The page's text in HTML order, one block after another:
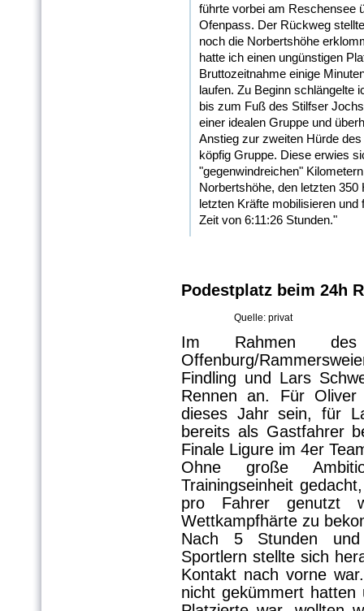
führte vorbei am Reschensee
Ofenpass. Der Rückweg
noch die Norbertshöhe
hatte ich einen ungünstigen
Bruttozeitnahme einige
laufen. Zu Beginn schlängelte
bis zum Fuß des Stilfser
einer idealen Gruppe und
Anstieg zur zweiten Hürde
köpfig Gruppe. Diese erwies
"gegenwindreichen"
Norbertshöhe, den letzten
letzten Kräfte mobilisieren
Zeit von 6:11:26 Stunden."
Podestplatz beim 24h
Quelle: privat
Im Rahmen
Offenburg/
Findling und Lars
Rennen an. Für
dieses Jahr sein, für
bereits als Gastfahrer
Finale Ligure im 4er
Ohne große
Trainingseinheit
pro Fahrer genutzt
Wettkampfhärte zu
Nach 5 Stunden und
Sportlern stellte sich
Kontakt nach vorne
nicht gekümmert